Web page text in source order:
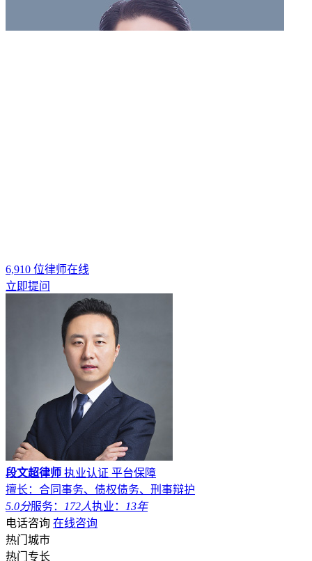
执业认证 平台保障
擅长：合同事务、债权债务、刑事辩护
服务：172人 执业：
在线咨询
热门专长
区县推荐
热门罪名
北京律师
上海律师 广州律师 深圳律师
州律师 西安律师 武汉律师 苏州律师
律师 长沙律师 东莞律师 宁波律师 佛山律师
师 昆明律师 沈阳律师 济南律师
温州律师 大连律师
南昌律师
展开全部